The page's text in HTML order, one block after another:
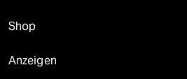
Shop
Anzeigen